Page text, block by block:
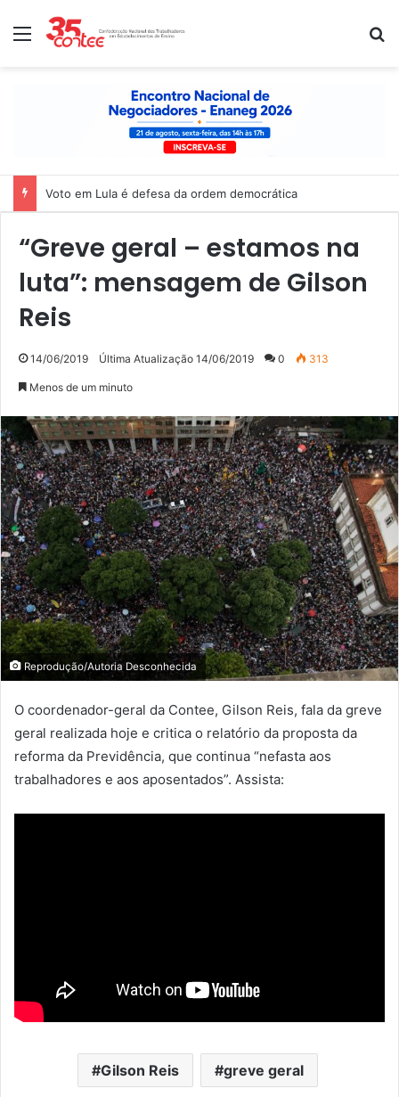
Menu
Voto em Lula é defesa da ordem democrática
“Greve geral – estamos na
luta”: mensagem de Gilson
Reis
14/06/2019 Última Atualização 14/06/2019 0 313
Menos de um minuto
Reprodução/Autoria Desconhecida
O coordenador-geral da Contee, Gilson Reis, fala da greve
geral realizada hoje e critica o relatório da proposta da
reforma da Previdência, que continua “nefasta aos
trabalhadores e aos aposentados”. Assista:
Gilson Reis greve geral